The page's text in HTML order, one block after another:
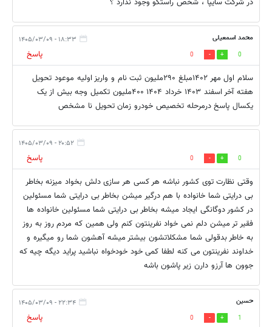
در شرکت سایپا ، شخص راستگو وجود ندارد ؟
محمد اسمعیلی ۱۸:۳۳ - ۱۴۰۵/۰۳/۰۹
0
0
پاسخ
سلام اول مهر ۱۴۰۲مبلغ ۲۹۰ملیون ثبت نام و واریز اولیه موعود تحویل
هفته آخر اسفند ۱۴۰۳ خرداد ۱۴۰۴ ۴۰۰ملیون تکمیل وجه بیش از یک
یکسال پاسخ درمرحله تخصیص خودرو زمان تحویل نا مشخص
۲۰:۵۲ - ۱۴۰۵/۰۳/۰۹
0
0
پاسخ
وقتی نظارت توی کشور نباشه هر کسی هر سازی دلش بخواد میزنه بخاطر
بی درایتی شما خانواده با هم درگیر میشن بخاطر بی درایتی شما مسئولین
در کشور دوگانگی ایجاد میشه بخاطر بی درایتی شما مسئولین خانواده ها
فقیر تر میشن دلم نمی خواد نفرینتون کنم ولی همین که مردم روز به روز
به خاطر بدقولی شما مشکلاتشون بیشتر میشه آهشون شما رو میگیره و
خداوند نفرینتون می کنه لطفا کمی خود خودخواه نباشید پراید دیگه چیه که
جوون ها آرزو دارن زیر پاشون باشه
حسین ۲۲:۳۴ - ۱۴۰۵/۰۳/۰۹
1
0
پاسخ